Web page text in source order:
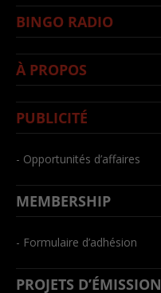
BINGO RADIO
À PROPOS
PUBLICITÉ
- Opportunités d’affaires
MEMBERSHIP
- Formulaire d’adhésion
PROJETS D’ÉMISSION